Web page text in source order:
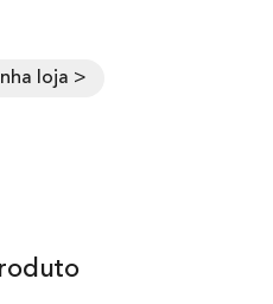
loja >